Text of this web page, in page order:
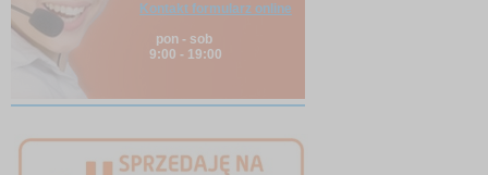
Kontakt formularz online
pon - sob
9:00 - 19:00